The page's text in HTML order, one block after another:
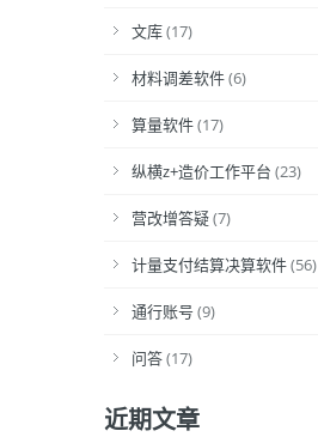
文库(17)
材料调差软件(6)
算量软件(17)
纵横z+造价工作平台 (23)
营改增答疑(7)
计量支付结算决算软件(56)
通行账号 (9)
问答(17)
近期文章